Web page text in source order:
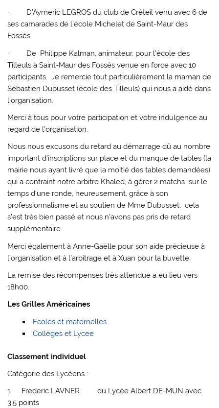
· D’Aymeric LEGROS du club de Créteil venu avec 6 de
ses camarades de l’école Michelet de Saint-Maur des
Fossés.
· De Philippe Kalman, animateur, pour l’école des
Tilleuls à Saint-Maur des Fossés venue en force avec 10
participants. Je remercie tout particulièrement la maman de
Sébastien Dubusset (école des Tilleuls) qui nous a aidé dans
l’organisation.
Merci à tous pour votre participation et votre indulgence au
regard de l’organisation.
Nous nous excusons du retard au démarrage dû au nombre
important d’inscriptions sur place et du manque de tables (la
mairie nous ayant livré que la moitié des tables demandées)
qui a contraint notre arbitre Khaled, à gérer 2 matchs sur le
temps d’une ronde, heureusement, grâce à son
professionnalisme et au soutien de Mme Dubusset, cela
s’est très bien passé et nous n’avons pas pris de retard
supplémentaire.
Merci également à Anne-Gaëlle pour son aide précieuse à
l’organisation et à l’arbitrage et à Xuan pour la buvette.
La remise des récompenses très attendue a eu lieu vers
18h00.
Les Grilles Américaines
Ecoles et maternelles
Collèges et Lycee
Classement individuel
Catégorie des Lycéens :
1. Frederic LAVNER du Lycée Albert DE-MUN avec
3,5 points